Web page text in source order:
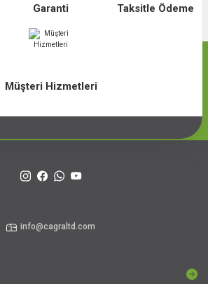
Garanti Taksitle Ödeme
Müşteri Hizmetleri
info@cagraltd.com